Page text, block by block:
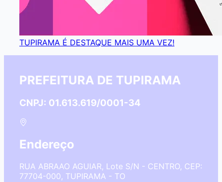
TUPIRAMA É DESTAQUE MAIS UMA VEZ!
PREFEITURA DE TUPIRAMA
CNPJ: 01.613.619/0001-34
Endereço
RUA ABRAAO AGUIAR, Lote S/N - CENTRO, CEP:
77704-000, TUPIRAMA - TO